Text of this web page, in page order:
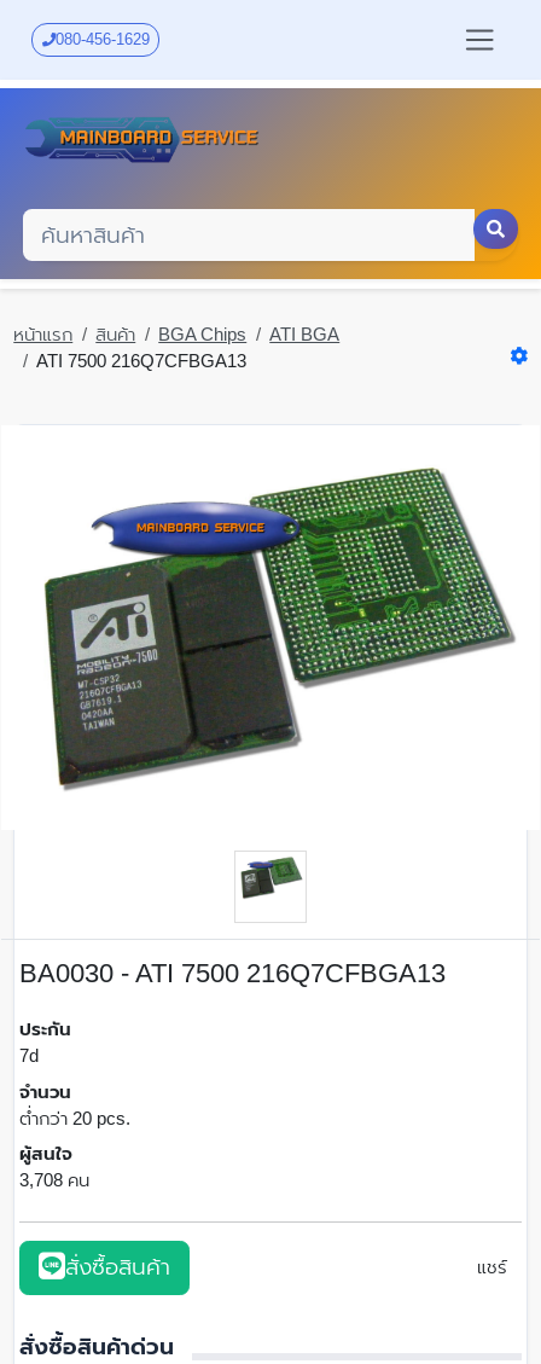
content
080-456-1629
หน้าแรก สินค้า BGA Chips
ATI BGA
ATI 7500 216Q7CFBGA13
BA0030 - ATI 7500 216Q7CFBGA13
ประกัน
7d
จำนวน
ต่ำกว่า 20 pcs.
ผู้สนใจ
3,708 คน
สั่งซื้อสินค้า แชร์
สั่งซื้อสินค้าด่วน